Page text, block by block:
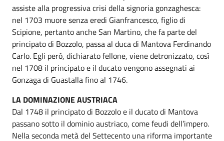
assiste alla progressiva crisi della signoria gonzaghesca:
nel 1703 muore senza eredi Gianfrancesco, figlio di
Scipione, pertanto anche San Martino, che fa parte del
principato di Bozzolo, passa al duca di Mantova Ferdinando
Carlo. Egli però, dichiarato fellone, viene detronizzato, così
nel 1708 il principato e il ducato vengono assegnati ai
Gonzaga di Guastalla fino al 1746.
LA DOMINAZIONE AUSTRIACA
Dal 1748 il principato di Bozzolo e il ducato di Mantova
passano sotto il dominio austriaco, come feudi dell’impero.
Nella seconda metà del Settecento una riforma importante